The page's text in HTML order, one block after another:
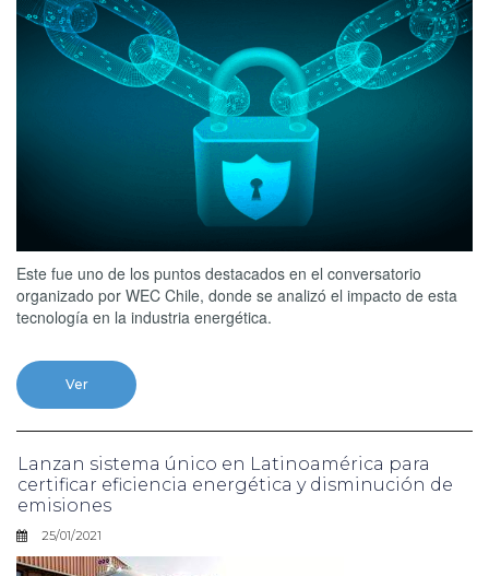
Este fue uno de los puntos destacados en el conversatorio
organizado por WEC Chile, donde se analizó el impacto de esta
tecnología en la industria energética.
Ver
Lanzan sistema único en Latinoamérica para
certificar eficiencia energética y disminución de
emisiones
25/01/2021